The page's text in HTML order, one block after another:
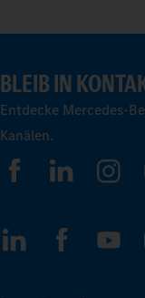
BLEIB IN
Entdecke Mercedes-
Kanälen.